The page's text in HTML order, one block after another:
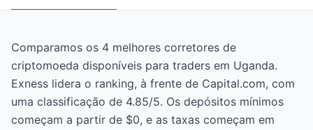
Comparamos os 4 melhores corretores de
criptomoeda disponíveis para traders em Uganda.
Exness lidera o ranking, à frente de Capital.com, com
uma classificação de 4.85/5. Os depósitos mínimos
começam a partir de $0, e as taxas começam em